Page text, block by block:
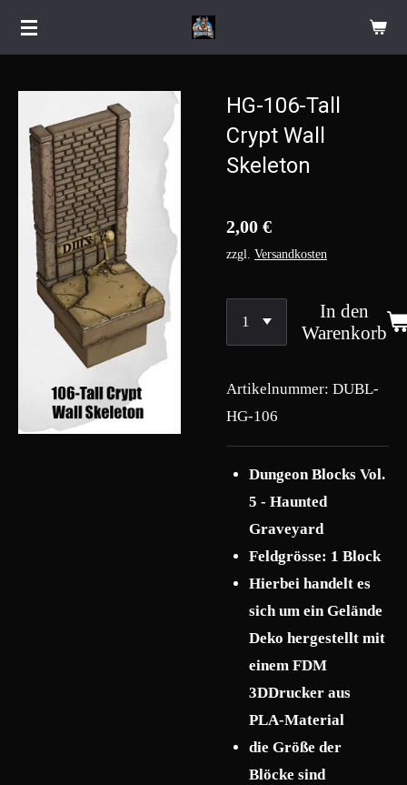
Zum
HG-106-Tall
Crypt Wall
Skeleton
2,00 €
zzgl. Versandkosten
In den
Warenkorb
Artikelnummer: DUBL-
HG-106
Dungeon Blocks Vol.
5 - Haunted
Graveyard
Feldgrösse: 1 Block
Hierbei handelt es
sich um ein Gelände
Deko hergestellt mit
einem FDM
3DDrucker aus
PLA-Material
die Größe der
Blöcke sind